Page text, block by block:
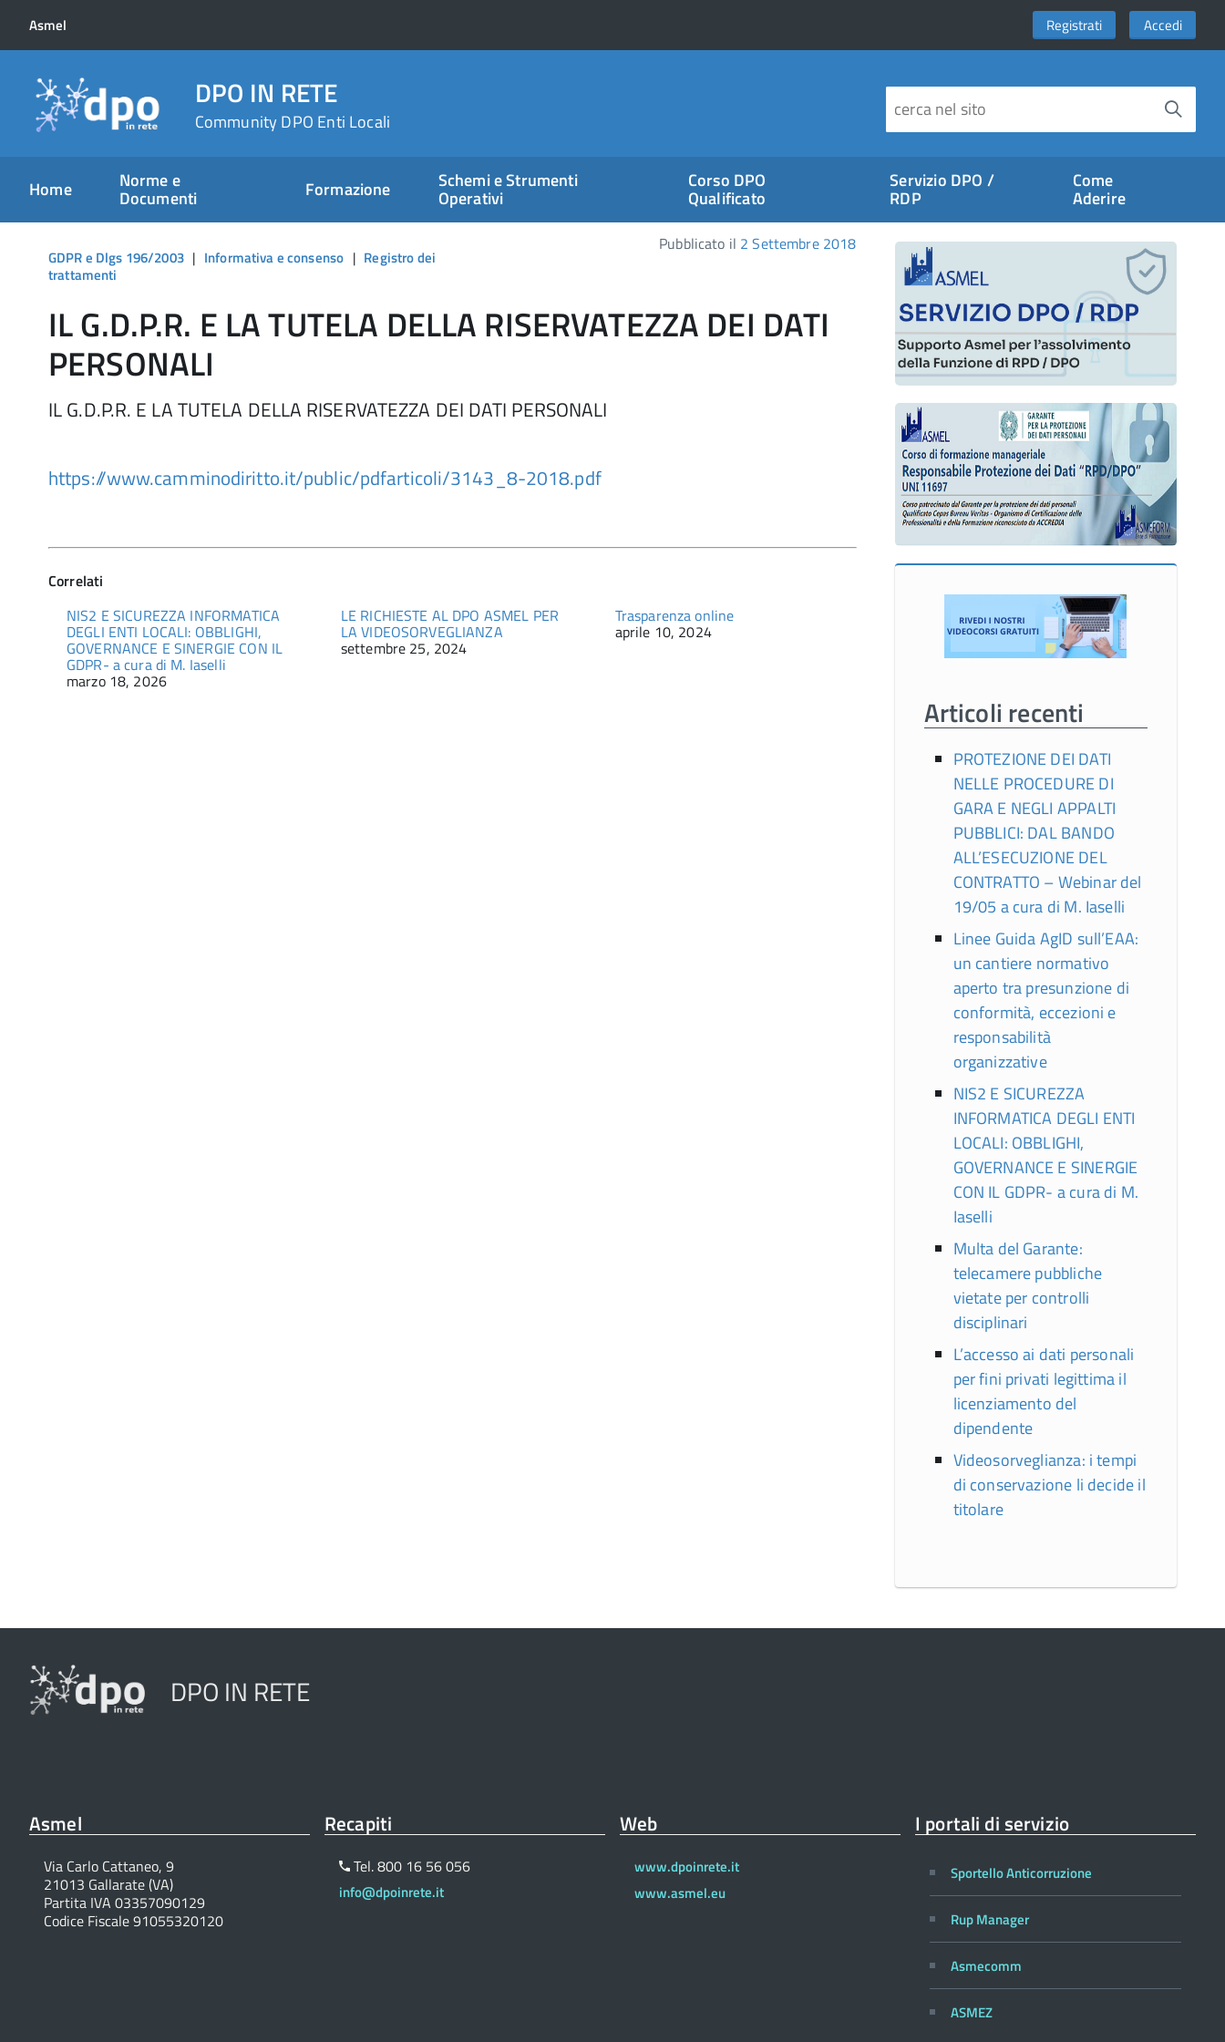
Asmel Registrati Accedi
DPO IN RETE
Community DPO Enti Locali
Home Norme e
Documenti Formazione Schemi e Strumenti
Operativi
Corso DPO
Qualificato
Servizio DPO /
RDP
Come
Aderire
GDPR e Dlgs 196/2003| Informativa e consenso | Registro dei
trattamenti
Pubblicato il 2 Settembre 2018
IL G.D.P.R. E LA TUTELA DELLA RISERVATEZZA DEI DATI
PERSONALI
IL G.D.P.R. E LA TUTELA DELLA RISERVATEZZA DEI DATI PERSONALI
https://www.camminodiritto.it/public/pdfarticoli/3143_8-2018.pdf
Correlati
NIS2 E SICUREZZA INFORMATICA
DEGLI ENTI LOCALI: OBBLIGHI,
GOVERNANCE E SINERGIE CON IL
GDPR- a cura di M. Iaselli
marzo 18, 2026
LE RICHIESTE AL DPO ASMEL PER
LA VIDEOSORVEGLIANZA
settembre 25, 2024
Trasparenza online
aprile 10, 2024
Articoli recenti
PROTEZIONE DEI DATI
NELLE PROCEDURE DI
GARA E NEGLI APPALTI
PUBBLICI: DAL BANDO
ALL’ESECUZIONE DEL
CONTRATTO – Webinar del
19/05 a cura di M. Iaselli
Linee Guida AgID sull’EAA:
un cantiere normativo
aperto tra presunzione di
conformità, eccezioni e
responsabilità
organizzative
NIS2 E SICUREZZA
INFORMATICA DEGLI ENTI
LOCALI: OBBLIGHI,
GOVERNANCE E SINERGIE
CON IL GDPR- a cura di M.
Iaselli
Multa del Garante:
telecamere pubbliche
vietate per controlli
disciplinari
L’accesso ai dati personali
per fini privati legittima il
licenziamento del
dipendente
Videosorveglianza: i tempi
di conservazione li decide il
titolare
DPO IN RETE
Asmel
Via Carlo Cattaneo, 9
21013 Gallarate (VA)
Partita IVA 03357090129
Codice Fiscale 91055320120
Recapiti
Tel. 800 16 56 056
info@dpoinrete.it
Web
www.dpoinrete.it
www.asmel.eu
I portali di servizio
Sportello Anticorruzione
Rup Manager
Asmecomm
ASMEZ